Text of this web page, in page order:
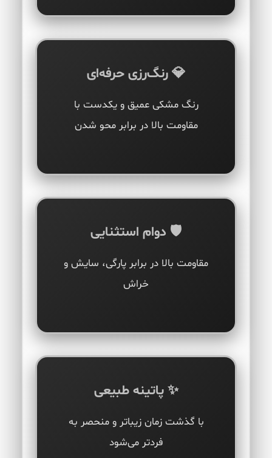
💎 رنگ‌رزی حرفه‌ای
رنگ مشکی عمیق و یکدست با
مقاومت بالا در برابر محو شدن
🛡️ دوام استثنایی
مقاومت بالا در برابر پارگی، سایش و
خراش
✨ پاتینه طبیعی
با گذشت زمان زیباتر و منحصر به
فردتر می‌شود